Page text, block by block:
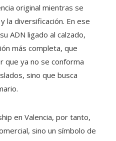
original mientras se
la diversificación. En ese
ADN ligado al calzado,
más completa, que
que ya no se conforma
sino que busca
en Valencia, por tanto,
sino un símbolo de